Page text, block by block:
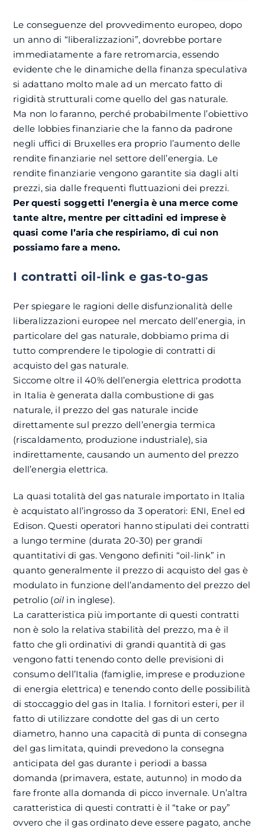
Le conseguenze del provvedimento europeo, dopo
un anno di “liberalizzazioni”, dovrebbe portare
immediatamente a fare retromarcia, essendo
evidente che le dinamiche della finanza speculativa
si adattano molto male ad un mercato fatto di
rigidità strutturali come quello del gas naturale.
Ma non lo faranno, perché probabilmente l’obiettivo
delle lobbies finanziarie che la fanno da padrone
negli uffici di Bruxelles era proprio l’aumento delle
rendite finanziarie nel settore dell’energia. Le
rendite finanziarie vengono garantite sia dagli alti
prezzi, sia dalle frequenti fluttuazioni dei prezzi.
Per questi soggetti l’energia è una merce come
tante altre, mentre per cittadini ed imprese è
quasi come l’aria che respiriamo, di cui non
possiamo fare a meno.
I contratti oil-link e gas-to-gas
Per spiegare le ragioni delle disfunzionalità delle
liberalizzazioni europee nel mercato dell’energia, in
particolare del gas naturale, dobbiamo prima di
tutto comprendere le tipologie di contratti di
acquisto del gas naturale.
Siccome oltre il 40% dell’energia elettrica prodotta
in Italia è generata dalla combustione di gas
naturale, il prezzo del gas naturale incide
direttamente sul prezzo dell’energia termica
(riscaldamento, produzione industriale), sia
indirettamente, causando un aumento del prezzo
dell’energia elettrica.
La quasi totalità del gas naturale importato in Italia
è acquistato all’ingrosso da 3 operatori: ENI, Enel ed
Edison. Questi operatori hanno stipulati dei contratti
a lungo termine (durata 20-30) per grandi
quantitativi di gas. Vengono definiti “oil-link” in
quanto generalmente il prezzo di acquisto del gas è
modulato in funzione dell’andamento del prezzo del
petrolio (oil in inglese).
La caratteristica più importante di questi contratti
non è solo la relativa stabilità del prezzo, ma è il
fatto che gli ordinativi di grandi quantità di gas
vengono fatti tenendo conto delle previsioni di
consumo dell’Italia (famiglie, imprese e produzione
di energia elettrica) e tenendo conto delle possibilità
di stoccaggio del gas in Italia. I fornitori esteri, per il
fatto di utilizzare condotte del gas di un certo
diametro, hanno una capacità di punta di consegna
del gas limitata, quindi prevedono la consegna
anticipata del gas durante i periodi a bassa
domanda (primavera, estate, autunno) in modo da
fare fronte alla domanda di picco invernale. Un’altra
caratteristica di questi contratti è il “take or pay”
ovvero che il gas ordinato deve essere pagato, anche